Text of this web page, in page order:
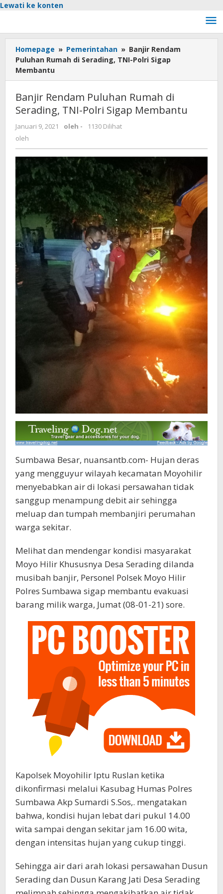
Lewati ke konten
Homepage » Pemerintahan » Banjir Rendam
Puluhan Rumah di Serading, TNI-Polri Sigap
Membantu
Banjir Rendam Puluhan Rumah di
Serading, TNI-Polri Sigap Membantu
Januari 9, 2021 oleh -
1130 Dilihat
oleh
Sumbawa Besar, nuansantb.com- Hujan deras
yang mengguyur wilayah kecamatan Moyohilir
menyebabkan air di lokasi persawahan tidak
sanggup menampung debit air sehingga
meluap dan tumpah membanjiri perumahan
warga sekitar.
Melihat dan mendengar kondisi masyarakat
Moyo Hilir Khususnya Desa Serading dilanda
musibah banjir, Personel Polsek Moyo Hilir
Polres Sumbawa sigap membantu evakuasi
barang milik warga, Jumat (08-01-21) sore.
Kapolsek Moyohilir Iptu Ruslan ketika
dikonfirmasi melalui Kasubag Humas Polres
Sumbawa Akp Sumardi S.Sos,. mengatakan
bahwa, kondisi hujan lebat dari pukul 14.00
wita sampai dengan sekitar jam 16.00 wita,
dengan intensitas hujan yang cukup tinggi.
Sehingga air dari arah lokasi persawahan Dusun
Serading dan Dusun Karang Jati Desa Serading